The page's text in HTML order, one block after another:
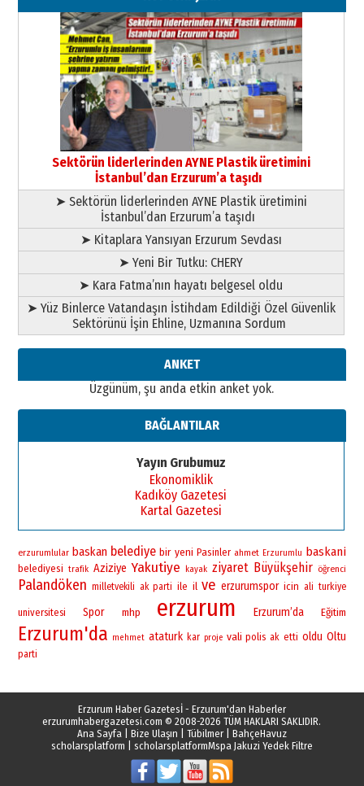
Kenan GÜLERCİ
Murat Şahsuvaroğlu ERKON’da
çıtayı yukarı taşırken,
yönetimdekiler aşağı
çekmemeli!
17 Şubat 2026 Salı Orhan BOZKURT
Bir fotoğraf, bir şehir, bir
gazeteci… Dizginler kimin
elinde?
A. Berhan Yılmaz
BİR BÖLÜM DEĞİL, BİR ÖMÜR
SEÇİYORSUNUZ… “NEDEN
ATATÜRK ÜNİVERSİTESİ?”
28 Temmuz 2026 Salı
Ahmet Gökhan YAZICI
Ahmed Yesevi’den bir Alperen…
”Reisimiz” idi… Hakka yürüdü.!
26 Mart 2026 Perşembe
gönül adamı Faruk Terzioğlu!
Başkan Sekmen’den Erzurum’a
bir vizyon proje daha!
02 Ağustos 2026 Pazar
Sektörün liderlerinden AYNE Plastik üretimini
İstanbul’dan Erzurum’a taşıdı
➤ Sektörün liderlerinden AYNE Plastik üretimini
İstanbul’dan Erzurum’a taşıdı
➤ Kitaplara Yansıyan Erzurum Sevdası
➤ Yeni Bir Tutku: CHERY
➤ Kara Fatma’nın hayatı belgesel oldu
➤ Yüz Binlerce Vatandaşın İstihdam Edildiği Özel Güvenlik
Sektörünü İşin Ehline, Uzmanına Sordum
ANKET
Üzgünüm, şu anda etkin anket yok.
BAĞLANTILAR
Yayın Grubumuz
Ekonomiklik
Kadıköy Gazetesi
Kartal Gazetesi
erzurumlular baskan belediye bir yeni Pasinler ahmet Erzurumlu baskani
belediyesi trafik Aziziye Yakutiye kayak ziyaret Büyükşehir öğrenci
Palandöken milletvekili ak parti ile il ve erzurumspor icin ali turkiye
universitesi Spor mhp erzurum Erzurum’da Eğitim
Erzurum'da mehmet ataturk kar proje vali polis ak etti oldu Oltu
parti
Erzurum Haber Gazetesİ - Erzurum'dan Haberler
erzurumhabergazetesi.com © 2008-2026 TÜM HAKLARI SAKLIDIR.
Ana Sayfa| Bize Ulaşın Tübilmer| BahçeHavuz
scholarsplatform
scholarsplatformMspa Jakuzi Yedek Filtre